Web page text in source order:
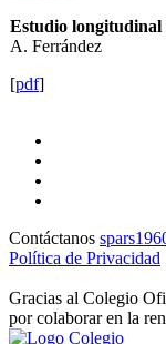
Estudio longitudinal
A. Ferrández
[pdf]
Contáctanos
Política de Privacidad
Gracias al Colegio
por colaborar en la